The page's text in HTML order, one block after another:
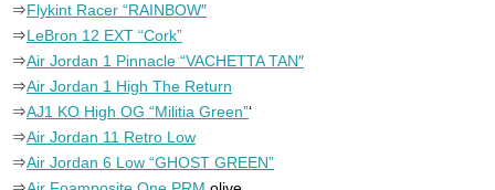
⇒Flykint Racer “RAINBOW″
⇒LeBron 12 EXT “Cork”
⇒Air Jordan 1 Pinnacle “VACHETTA TAN″
⇒Air Jordan 1 High The Return
⇒AJ1 KO High OG “Militia Green”‘
⇒Air Jordan 11 Retro Low
⇒Air Jordan 6 Low “GHOST GREEN”